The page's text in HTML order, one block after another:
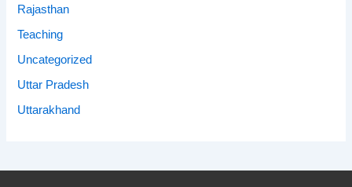
Rajasthan
Teaching
Uncategorized
Uttar Pradesh
Uttarakhand